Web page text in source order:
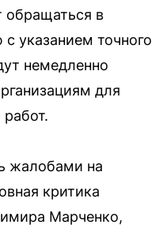
обращаться в
указанием точного
немедленно
для
жалобами на
критика
Марченко,